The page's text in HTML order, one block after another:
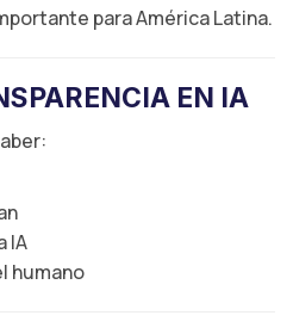
para América Latina.
EN IA
IA
humano